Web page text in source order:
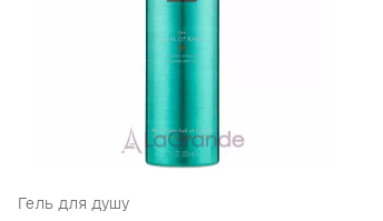
Гель для душу